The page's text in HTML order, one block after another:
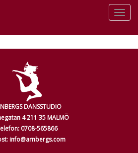
DANSSTUDIO
4 211 35 MALMÖ
0708-565866
info@arnbergs.com